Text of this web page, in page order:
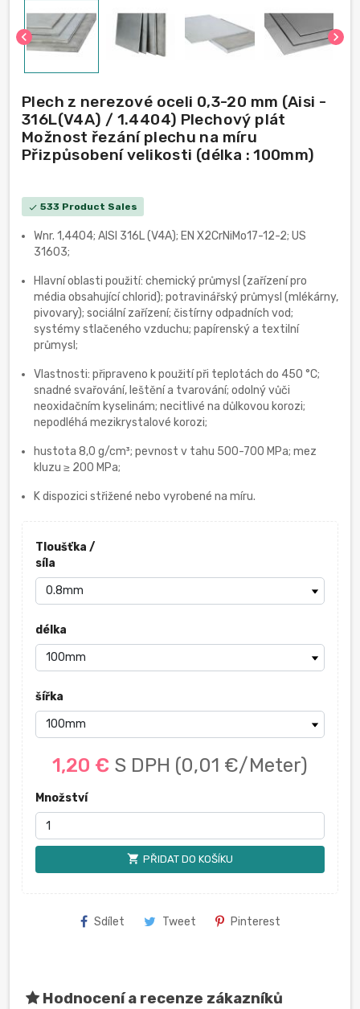
chevron_left chevron_right
Plech z nerezové oceli 0,3-20 mm (Aisi -
316L(V4A) / 1.4404) Plechový plát
Možnost řezání plechu na míru
Přizpůsobení velikosti (délka : 100mm)
check 533 Product Sales
Wnr. 1,4404; AISI 316L (V4A); EN X2CrNiMo17-12-2; US
31603;
Hlavní oblasti použití: chemický průmysl (zařízení pro
média obsahující chlorid); potravinářský průmysl (mlékárny,
pivovary); sociální zařízení; čistírny odpadních vod;
systémy stlačeného vzduchu; papírenský a textilní
průmysl;
Vlastnosti: připraveno k použití při teplotách do 450 °C;
snadné svařování, leštění a tvarování; odolný vůči
neoxidačním kyselinám; necitlivé na důlkovou korozi;
nepodléhá mezikrystalové korozi;
hustota 8,0 g/cm³; pevnost v tahu 500-700 MPa; mez
kluzu ≥ 200 MPa;
K dispozici střižené nebo vyrobené na míru.
Tloušťka /
síla
délka
šířka
1,20 € S DPH (0,01 €/Meter)
Množství
shopping_cart PŘIDAT DO KOŠÍKU
Sdílet Tweet Pinterest
Hodnocení a recenze zákazníků